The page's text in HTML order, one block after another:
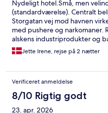
Nydeligt hotel.Små, men
(standardværelse). Centralt
Storgatan vej mod havnen
med pushere og
alskens industriprodukter og
Morgenmadslokalet var stort,
belastet . Fx konstant 5-8
Jette Irene, rejse på 2 nætter
Verificeret anmeldelse
8/10 Rigtig godt
23. apr. 2026